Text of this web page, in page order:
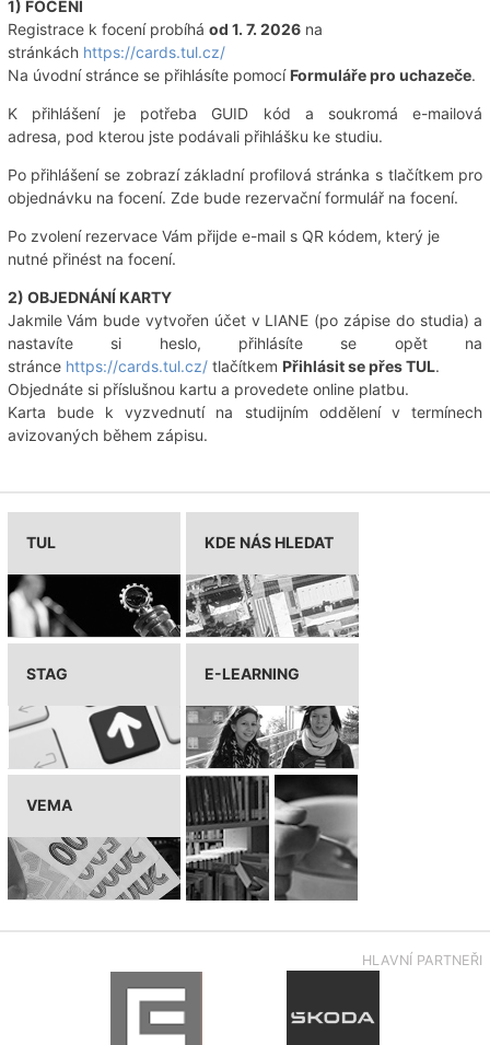
1) FOCENÍ
Registrace k focení probíhá od 1. 7. 2026na
stránkách https://cards.tul.cz/
Na úvodní stránce se přihlásíte pomocí Formuláře pro uchazeče.
K přihlášení je potřeba GUID kód a soukromá e-mailová
adresa, pod kterou jste podávali přihlášku ke studiu.
Po přihlášení se zobrazí základní profilová stránka s tlačítkem pro
objednávku na focení. Zde bude rezervační formulář na focení.
Po zvolení rezervace Vám přijde e-mail s QR kódem, který je
nutné přinést na focení.
2) OBJEDNÁNÍ KARTY
Jakmile Vám bude vytvořen účet v LIANE (po zápise do studia) a
nastavíte si heslo, přihlásíte se opět na
stránce https://cards.tul.cz/tlačítkem Přihlásit se přes TUL.
Objednáte si příslušnou kartu a provedete online platbu.
Karta bude k vyzvednutí na studijním oddělení v termínech
avizovaných během zápisu.
TUL KDE NÁS HLEDAT
STAG E-LEARNING
VEMA
HLAVNÍ PARTNEŘI